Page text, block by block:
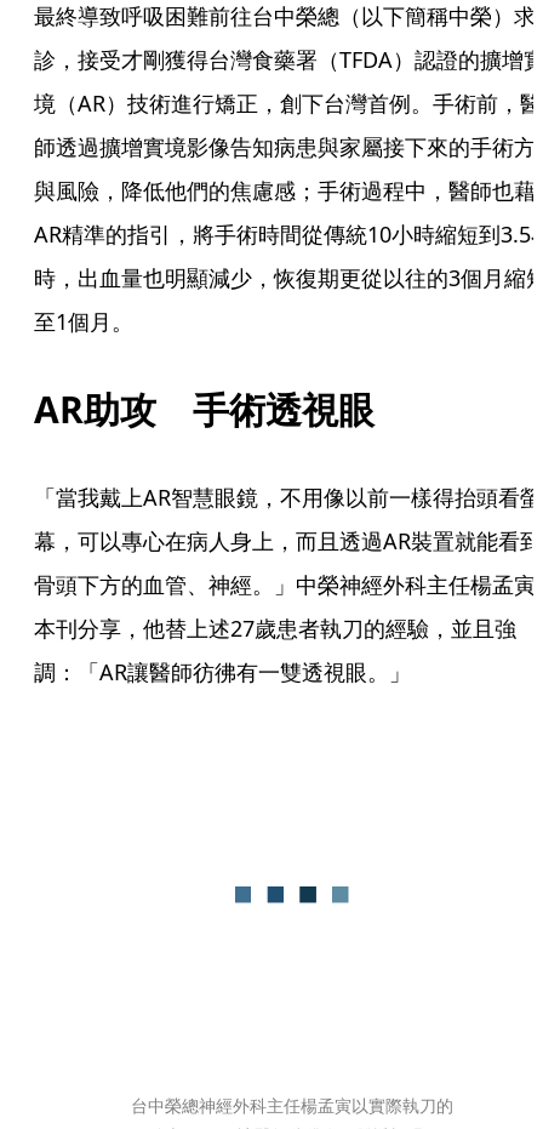
最終導致呼吸困難前往台中榮總（以下簡稱中榮）求
診，接受才剛獲得台灣食藥署（TFDA）認證的擴增
境（AR）技術進行矯正，創下台灣首例。手術前，醫
師透過擴增實境影像告知病患與家屬接下來的手術方
與風險，降低他們的焦慮感；手術過程中，醫師也藉
AR精準的指引，將手術時間從傳統10小時縮短到3.5
時，出血量也明顯減少，恢復期更從以往的3個月縮
至1個月。
AR助攻　手術透視眼
「當我戴上AR智慧眼鏡，不用像以前一樣得抬頭看螢
幕，可以專心在病人身上，而且透過AR裝置就能看到
骨頭下方的血管、神經。」中榮神經外科主任楊孟寅
本刊分享，他替上述27歲患者執刀的經驗，並且強
調：「AR讓醫師彷彿有一雙透視眼。」
台中榮總神經外科主任楊孟寅以實際執刀的